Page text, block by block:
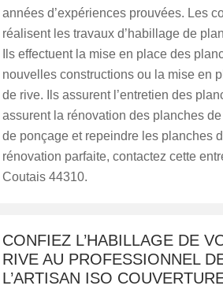
années d’expériences prouvées. Les
réalisent les travaux d’habillage de
Ils effectuent la mise en place des
nouvelles constructions ou la mise en
de rive. Ils assurent l’entretien des
assurent la rénovation des planches
de ponçage et repeindre les planches
rénovation parfaite, contactez cette
Coutais 44310.
CONFIEZ L’HABILLAGE DE
RIVE AU PROFESSIONNEL
L’ARTISAN ISO